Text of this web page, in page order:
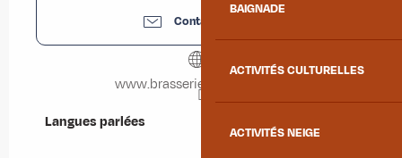
BAIGNADE
ACTIVITÉS CULTURELLES
ACTIVITÉS NEIGE
Contactez-nous
www.brasseriegrandpic.com
Langues parlées
Langues parlées